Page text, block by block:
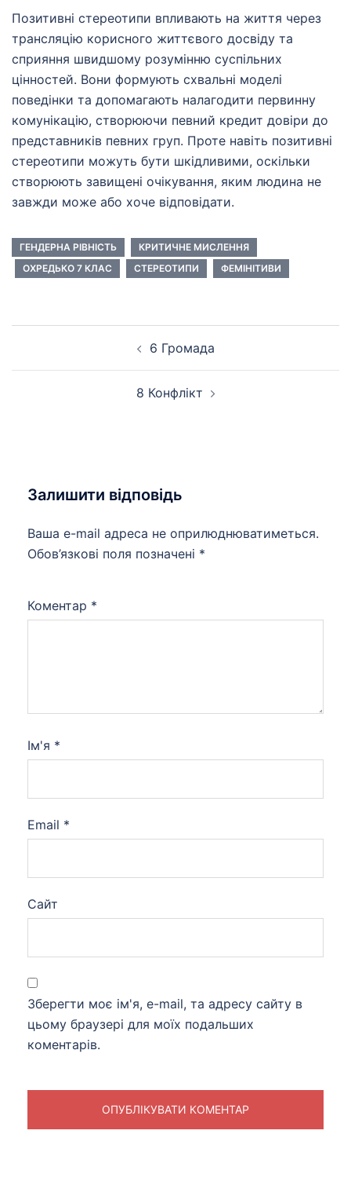
Позитивні стереотипи впливають на життя через
трансляцію корисного життєвого досвіду та
сприяння швидшому розумінню суспільних
цінностей. Вони формують схвальні моделі
поведінки та допомагають налагодити первинну
комунікацію, створюючи певний кредит довіри до
представників певних груп. Проте навіть позитивні
стереотипи можуть бути шкідливими, оскільки
створюють завищені очікування, яким людина не
завжди може або хоче відповідати.
ГЕНДЕРНА РІВНІСТЬ
КРИТИЧНЕ МИСЛЕННЯ
ОХРЕДЬКО 7 КЛАС
СТЕРЕОТИПИ ФЕМІНІТИВИ
6 Громада
8 Конфлікт
Залишити відповідь
Ваша e-mail адреса не оприлюднюватиметься.
Обов’язкові поля позначені *
Коментар *
Ім'я *
Email *
Сайт
Зберегти моє ім'я, e-mail, та адресу сайту в
цьому браузері для моїх подальших
коментарів.